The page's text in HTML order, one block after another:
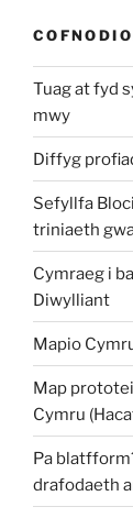
Tuag at fyd
mwy
Diffyg
Sefyllfa
triniaeth
Cymraeg i
Diwylliant
Mapio
Map
Cymru
Pa
drafodaeth